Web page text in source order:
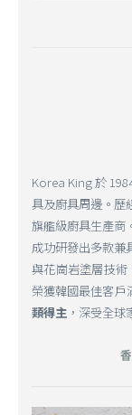
Korea King 於
具及廚具周邊。歷
旗艦級廚具生產商
成功研發出多款兼
與花崗岩塗層技術
榮獲韓國最佳客戶
類得主 ，深受全球